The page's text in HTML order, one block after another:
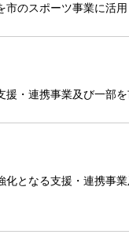
のスポーツ事業に活用
・連携事業及び一部を
となる支援・連携事